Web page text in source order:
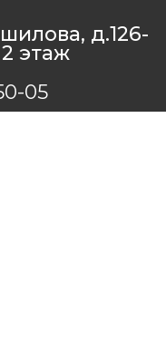
д.126-
этаж
05